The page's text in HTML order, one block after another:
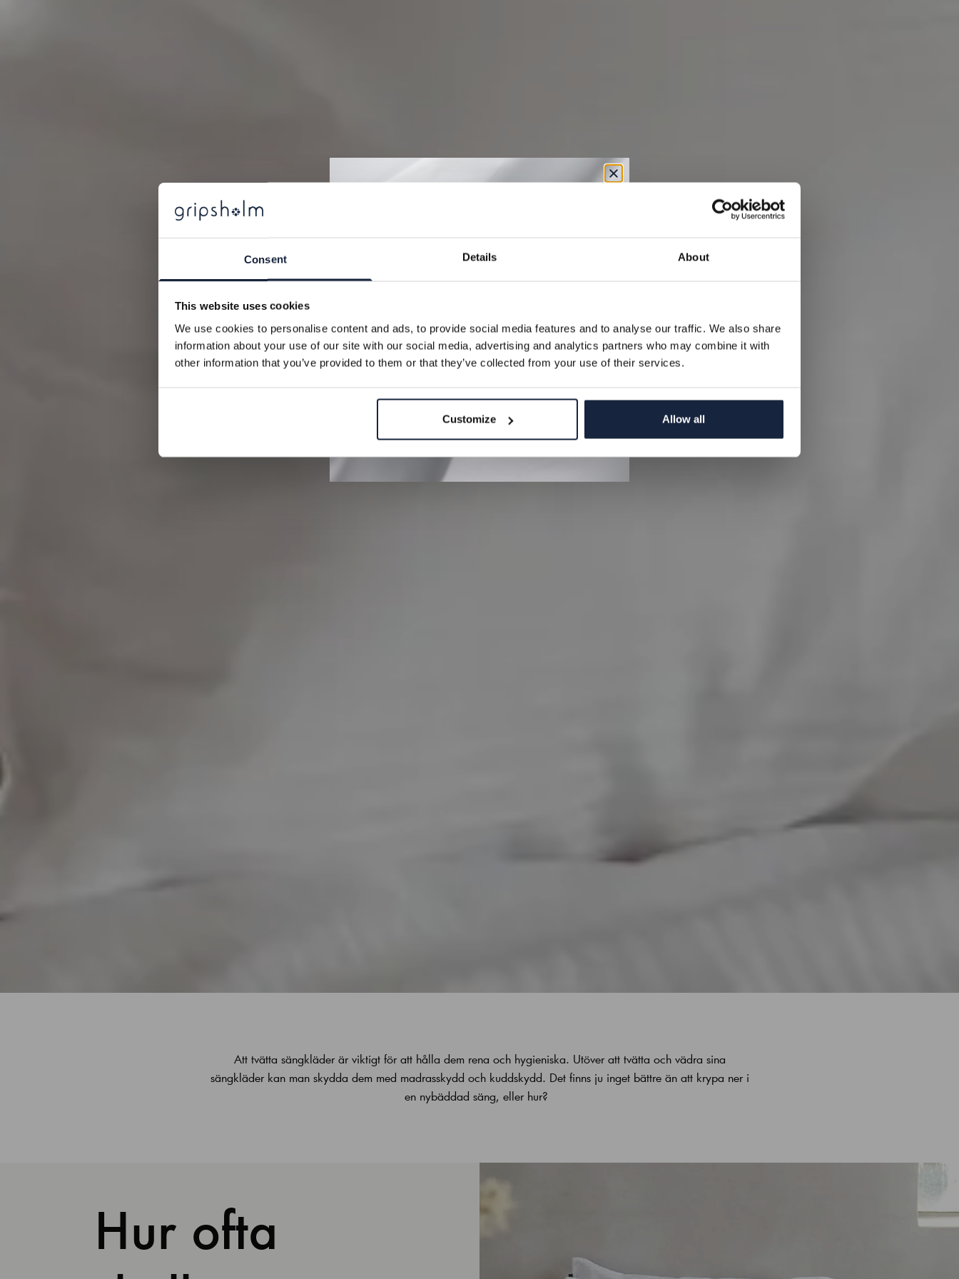
Consent Details About
This website uses cookies
We use cookies to personalise content and ads, to provide social media features and to analyse our traffic. We also share
information about your use of our site with our social media, advertising and analytics partners who may combine it with
other information that you’ve provided to them or that they’ve collected from your use of their services.
Customize Allow all
Att tvätta sängkläder är viktigt för att hålla dem rena och hygieniska. Utöver att tvätta och vädra sina
sängkläder kan man skydda dem med madrasskydd och kuddskydd. Det finns ju inget bättre än att krypa ner i
en nybäddad säng, eller hur?
Hur ofta
Få 10% på ditt köp när du prenumererar på vårt
nyhetsbrev. Då får du exklusiva erbjudanden och de
Epost
REGISTRERA